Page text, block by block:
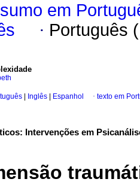
em
· Português
Inglês Espanhol · texto em
Intervenções em